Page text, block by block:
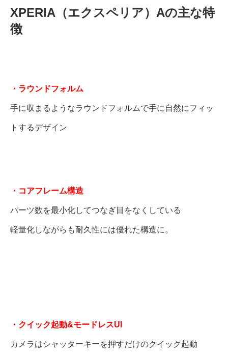
XPERIA（エクスペリア）Aの主な特
徴
・ラウンドフォルム
手に収まるようなラウンドフォルムで手に自然にフィッ
トするデザイン
・コアフレーム構造
パーツ数を最小化してつなぎ目をなくしている
軽量化しながらも耐久性には優れた構造に。
・クイック起動&モードレスUI
カメラはシャッターキーを押すだけのクイック起動